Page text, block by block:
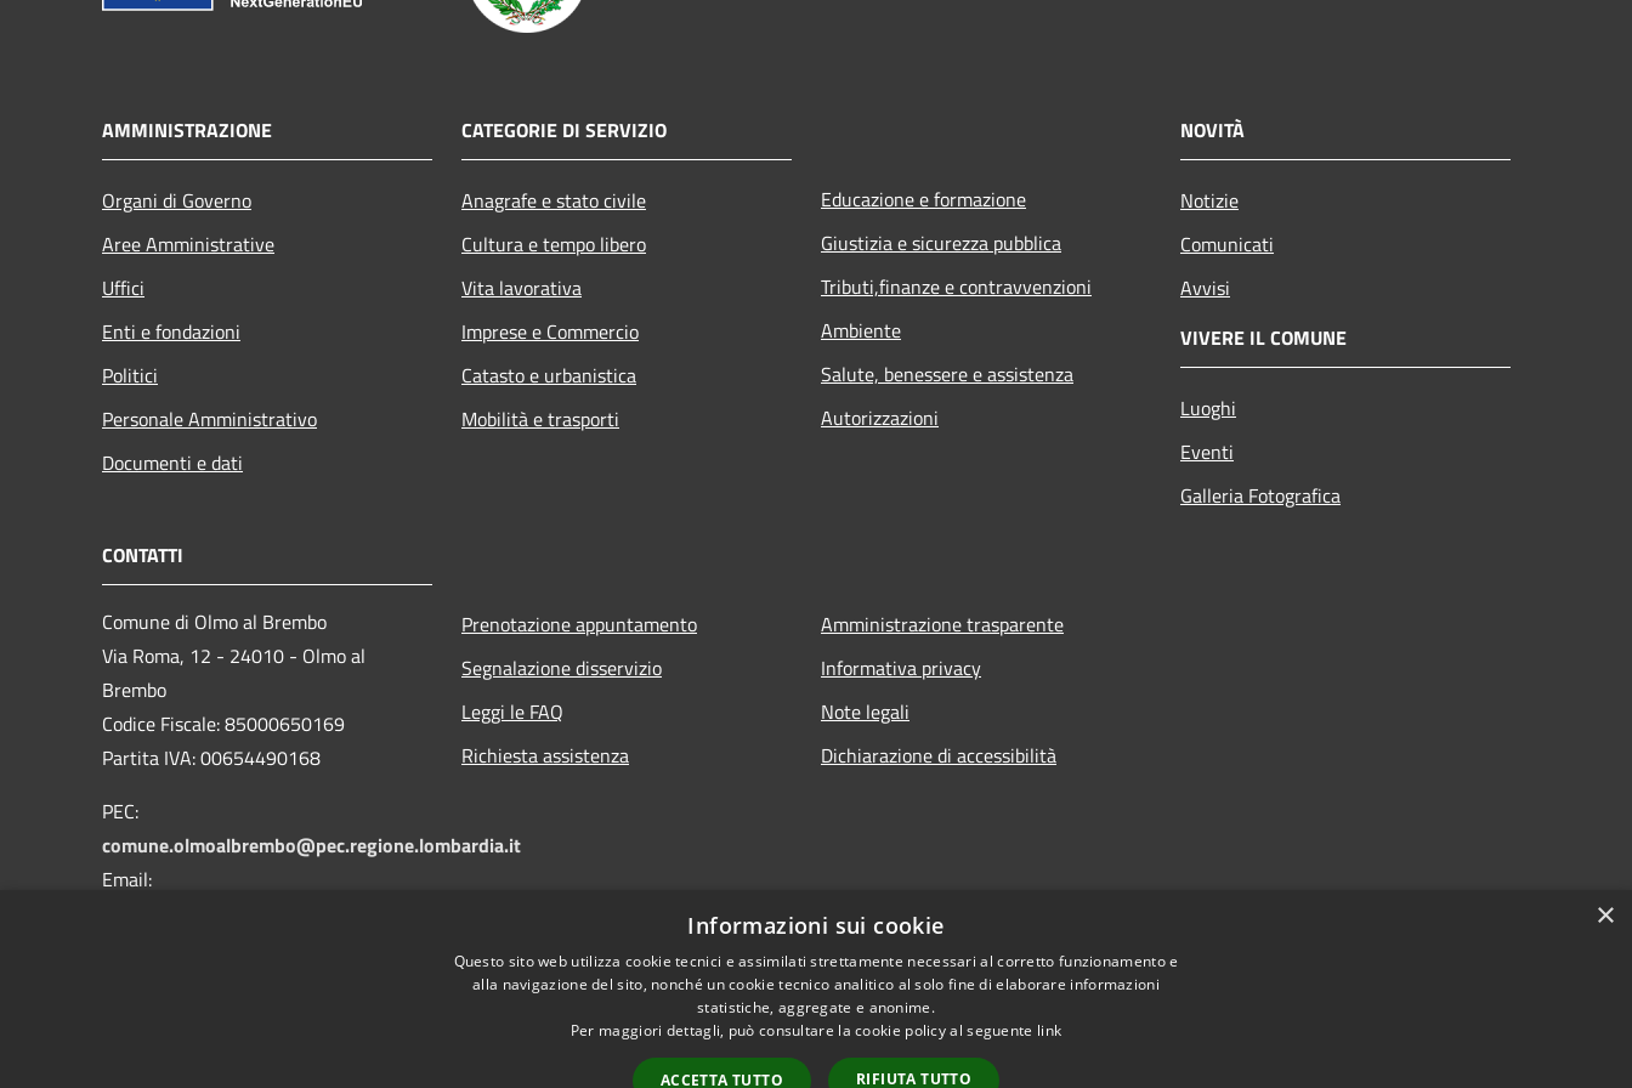
AMMINISTRAZIONE
Organi di Governo
Aree Amministrative
Uffici
Enti e fondazioni
Politici
Personale Amministrativo
Documenti e dati
CATEGORIE DI SERVIZIO
Anagrafe e stato civile
Cultura e tempo libero
Vita lavorativa
Imprese e Commercio
Catasto e urbanistica
Mobilità e trasporti
Educazione e formazione
Giustizia e sicurezza pubblica
Tributi,finanze e contravvenzioni
Ambiente
Salute, benessere e assistenza
Autorizzazioni
NOVITÀ
Notizie
Comunicati
Avvisi
VIVERE IL COMUNE
Luoghi
Eventi
Galleria Fotografica
CONTATTI
Comune di Olmo al Brembo
Via Roma, 12 - 24010 - Olmo al
Brembo
Codice Fiscale: 85000650169
Partita IVA: 00654490168
PEC:
comune.olmoalbrembo@pec.regione.lombardia.it
Email:
Prenotazione appuntamento
Segnalazione disservizio
Leggi le FAQ
Richiesta assistenza
Amministrazione trasparente
Informativa privacy
Note legali
Dichiarazione di accessibilità
×
Informazioni sui cookie
Questo sito web utilizza cookie tecnici e assimilati strettamente necessari al corretto funzionamento e
alla navigazione del sito, nonché un cookie tecnico analitico al solo fine di elaborare informazioni
statistiche, aggregate e anonime.
Per maggiori dettagli, può consultare la cookie policy al seguente link
ACCETTA TUTTO RIFIUTA TUTTO